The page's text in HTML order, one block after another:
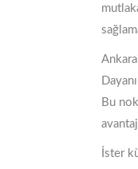
Bu
İster